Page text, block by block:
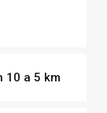
10 a 5 km